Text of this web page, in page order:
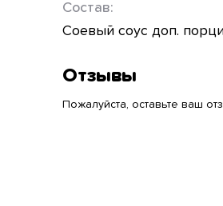
Состав:
Соевый соус доп.
Отзывы
Пожалуйста, оставьте ваш